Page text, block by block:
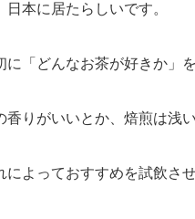
日本に居たらしいです。
に「どんなお茶が好きか」
香りがいいとか、焙煎は浅
によっておすすめを試飲さ